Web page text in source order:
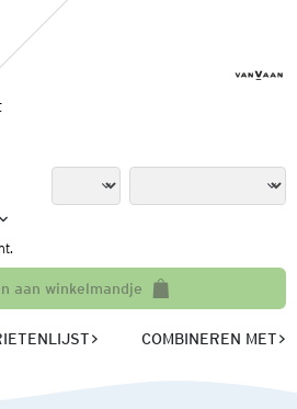
aan winkelmandje
COMBINEREN MET